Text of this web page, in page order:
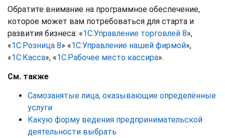
Обратите внимание на программное обеспечение,
которое может вам потребоваться для старта и
развития бизнеса: «1С:Управление торговлей 8»,
«1С:Розница 8» «1С:Управление нашей фирмой»,
«1С:Касса», «1С:Рабочее место кассира».
См. также
Самозанятые лица, оказывающие определённые
услуги
Какую форму ведения предпринимательской
деятельности выбрать